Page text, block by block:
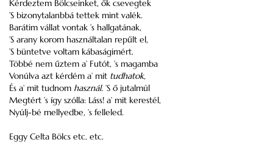
Kérdeztem Bölcseinket, ők csevegtek
’S bizonytalanbbá tettek mint valék.
Barátim vállat vontak ’s hallgatának,
’S arany korom használtalan repűlt el,
’S büntetve voltam kábaságimért.
Többé nem űztem a’ Futót, ’s magamba
Vonúlva azt kérdém a’ mit tudhatok,
És a’ mit tudnom használ. ’S ő jutalmúl
Megtért ’s így szólla: Láss! a’ mit kerestél,
Nyúlj-bé mellyedbe, ’s felleled.
Eggy Celta Bölcs etc. etc.